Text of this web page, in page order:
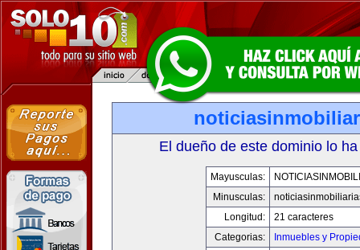
El dueño de este dominio lo
Mayusculas:
Minusculas:
Longitud:
21 caracteres
Categorias:
Inmuebles y